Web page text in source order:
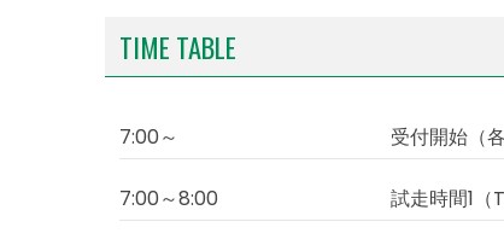
TIME TABLE
7:00～ 受付開始（
7:00～8:00 試走時間1（